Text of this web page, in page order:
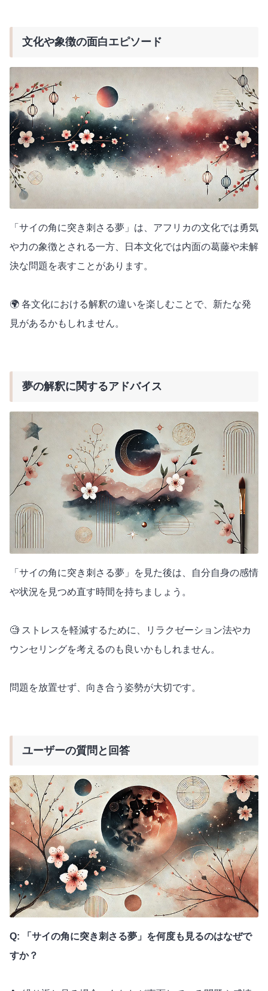
文化や象徴の面白エピソード
「サイの角に突き刺さる夢」は、アフリカの文化では勇気
や力の象徴とされる一方、日本文化では内面の葛藤や未解
決な問題を表すことがあります。
🌍 各文化における解釈の違いを楽しむことで、新たな発
見があるかもしれません。
夢の解釈に関するアドバイス
「サイの角に突き刺さる夢」を見た後は、自分自身の感情
や状況を見つめ直す時間を持ちましょう。
🧐 ストレスを軽減するために、リラクゼーション法やカ
ウンセリングを考えるのも良いかもしれません。
問題を放置せず、向き合う姿勢が大切です。
ユーザーの質問と回答
Q: 「サイの角に突き刺さる夢」を何度も見るのはなぜで
すか？